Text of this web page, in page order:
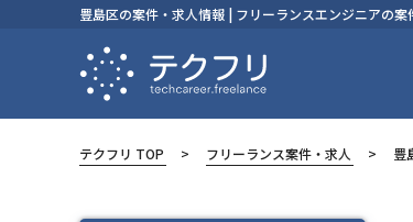
豊島区の案件・求人情報 | フリーランスエンジニアの案
テクフリ TOP フリーランス案件・求人 豊